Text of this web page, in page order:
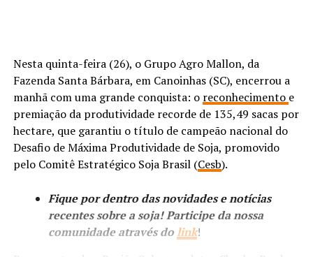
Nesta quinta-feira (26), o Grupo Agro Mallon, da
Fazenda Santa Bárbara, em Canoinhas (SC), encerrou a
manhã com uma grande conquista: o reconhecimento e
premiação da produtividade recorde de 135,49 sacas por
hectare, que garantiu o título de campeão nacional do
Desafio de Máxima Produtividade de Soja, promovido
pelo Comitê Estratégico Soja Brasil (Cesb).
Fique por dentro das novidades e notícias
recentes sobre a soja! Participe da nossa
comunidade através do link!